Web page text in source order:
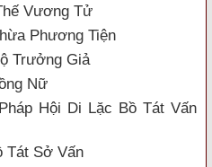
Vương Tử
Phương Tiện
Trưởng Giả
Nữ
Hội Di Lặc Bồ Tát Vấn
Tát Sở Vấn